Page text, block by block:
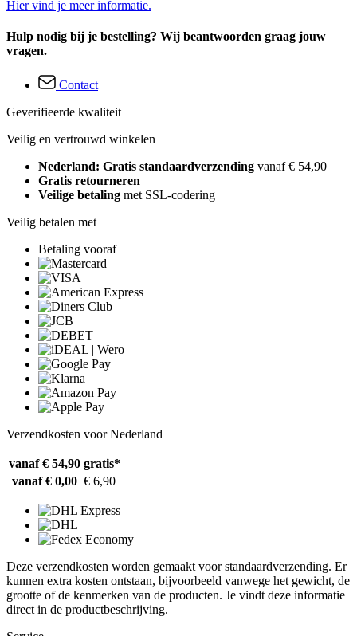
Hier vind je meer informatie.
Hulp nodig bij je bestelling? Wij beantwoorden graag jouw
vragen.
Contact
Geverifieerde kwaliteit
Veilig en vertrouwd winkelen
Nederland: Gratis standaardverzending vanaf € 54,90
Gratis retourneren
Veilige betaling met SSL-codering
Veilig betalen met
Betaling vooraf
Verzendkosten voor Nederland
vanaf € 54,90 gratis*
vanaf € 0,00 € 6,90
Deze verzendkosten worden gemaakt voor standaardverzending. Er
kunnen extra kosten ontstaan, bijvoorbeeld vanwege het gewicht, de
grootte of de kenmerken van de producten. Je vindt deze informatie
direct in de productbeschrijving.